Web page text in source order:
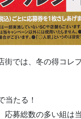
街では、冬の得コレ
当たる！
募総数の多い組は